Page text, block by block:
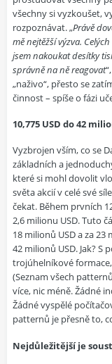
všechny si vyzkoušet,
rozpoznávat. „Právě
mě nejtěžší výzva.
jsem nakoukat desítky
správně na ně reagovat
„naživo“, přesto se
činnost – spíše o fázi
10,775 USD do 42
Vyzbrojen vším, co se
základních a
které si mohl dovolit
světa akcií v celé své
čekat. Během prvních
2,6 milionu USD. Tuto
18 milionů USD a za
42 milionů USD. Jak?
trojúhelníkové
(Seznam všech
více, nic méně. Žádné
Žádné vyspělé
patternů je přesně to,
Nejdůležitější je